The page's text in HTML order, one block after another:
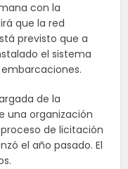
con la
que la red
previsto que a
el sistema
de la
una organización
de licitación
el año pasado. El